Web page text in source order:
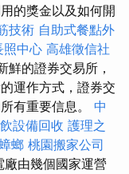
的獎金以及如何開
技術 自助式餐點外
照中心 高雄徵信社
鮮的證券交易所，
運作方式，證券交
有重要信息。 中
設備回收 護理之
螂 桃園搬家公司
由幾個國家運營